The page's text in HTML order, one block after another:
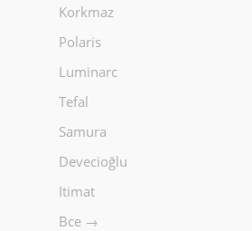
Korkmaz
Polaris
Luminarc
Tefal
Samura
Devecioğlu
Itimat
Все →